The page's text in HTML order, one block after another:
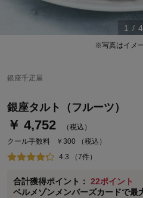
※写真はイメー
1 / 4
銀座千疋屋
銀座タルト（フルーツ）
￥ 4,752
（税込）
クール手数料
￥300
（税込）
4.3 （7件）
合計獲得ポイント： 22ポイント
ベルメゾンメンバーズカードで最
さらにポイント還元最大16倍！
ベルメゾン・ポイントについて
即時入会なら更に500円OFFクー
※メンバーズカードの加算ポイントは
に対して適用されます。